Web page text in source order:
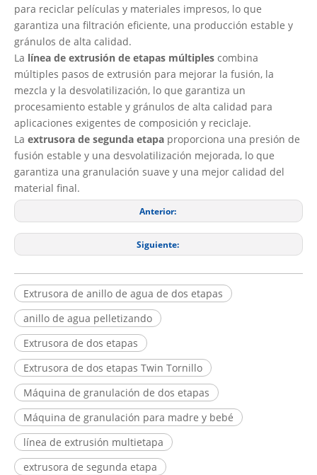
para reciclar películas y materiales impresos, lo que
garantiza una filtración eficiente, una producción estable y
gránulos de alta calidad.
La línea de extrusión de etapas múltiples combina
múltiples pasos de extrusión para mejorar la fusión, la
mezcla y la desvolatilización, lo que garantiza un
procesamiento estable y gránulos de alta calidad para
aplicaciones exigentes de composición y reciclaje.
La extrusora de segunda etapa proporciona una presión de
fusión estable y una desvolatilización mejorada, lo que
garantiza una granulación suave y una mejor calidad del
material final.
Anterior:
Siguiente:
Extrusora de anillo de agua de dos etapas
anillo de agua pelletizando
Extrusora de dos etapas
Extrusora de dos etapas Twin Tornillo
Máquina de granulación de dos etapas
Máquina de granulación para madre y bebé
línea de extrusión multietapa
extrusora de segunda etapa